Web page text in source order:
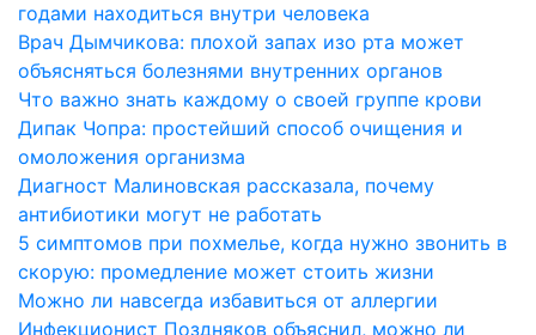
годами находиться внутри человека
Врач Дымчикова: плохой запах изо рта может
объясняться болезнями внутренних органов
Что важно знать каждому о своей группе крови
Дипак Чопра: простейший способ очищения и
омоложения организма
Диагност Малиновская рассказала, почему
антибиотики могут не работать
5 симптомов при похмелье, когда нужно звонить в
скорую: промедление может стоить жизни
Можно ли навсегда избавиться от аллергии
Инфекционист Поздняков объяснил, можно ли